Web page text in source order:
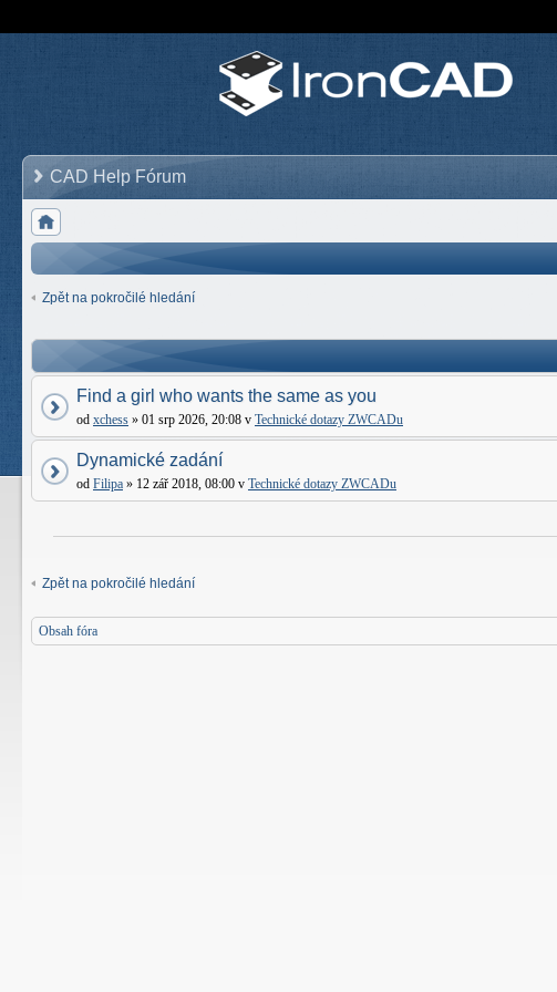
CAD Help Fórum
Zpět na pokročilé hledání
Find a girl who wants the same as you
od xchess » 01 srp 2026, 20:08 v Technické dotazy ZWCADu
Dynamické zadání
od Filipa » 12 zář 2018, 08:00 v Technické dotazy ZWCADu
Zpět na pokročilé hledání
Obsah fóra